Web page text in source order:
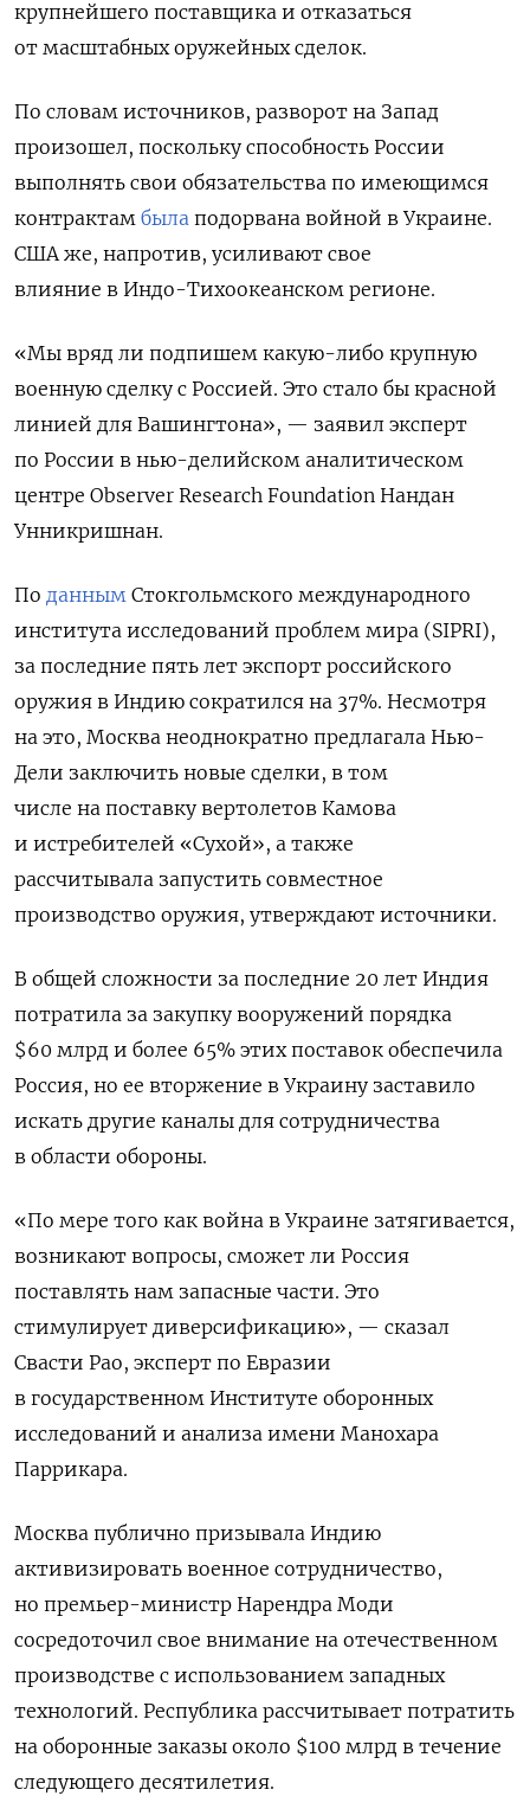
крупнейшего поставщика и отказаться
от масштабных оружейных сделок.
По словам источников, разворот на Запад
произошел, поскольку способность России
выполнять свои обязательства по имеющимся
контрактам была подорвана войной в Украине.
США же, напротив, усиливают свое
влияние в Индо-Тихоокеанском регионе.
«Мы вряд ли подпишем какую-либо крупную
военную сделку с Россией. Это стало бы красной
линией для Вашингтона», — заявил эксперт
по России в нью-делийском аналитическом
центре Observer Research Foundation Нандан
Унникришнан.
По данным Стокгольмского международного
института исследований проблем мира (SIPRI),
за последние пять лет экспорт российского
оружия в Индию сократился на 37%. Несмотря
на это, Москва неоднократно предлагала Нью-
Дели заключить новые сделки, в том
числе на поставку вертолетов Камова
и истребителей «Сухой», а также
рассчитывала запустить совместное
производство оружия, утверждают источники.
В общей сложности за последние 20 лет Индия
потратила за закупку вооружений порядка
$60 млрд и более 65% этих поставок обеспечила
Россия, но ее вторжение в Украину заставило
искать другие каналы для сотрудничества
в области обороны.
«По мере того как война в Украине затягивается,
возникают вопросы, сможет ли Россия
поставлять нам запасные части. Это
стимулирует диверсификацию», — сказал
Свасти Рао, эксперт по Евразии
в государственном Институте оборонных
исследований и анализа имени Манохара
Паррикара.
Москва публично призывала Индию
активизировать военное сотрудничество,
но премьер-министр Нарендра Моди
сосредоточил свое внимание на отечественном
производстве с использованием западных
технологий. Республика рассчитывает потратить
на оборонные заказы около $100 млрд в течение
следующего десятилетия.